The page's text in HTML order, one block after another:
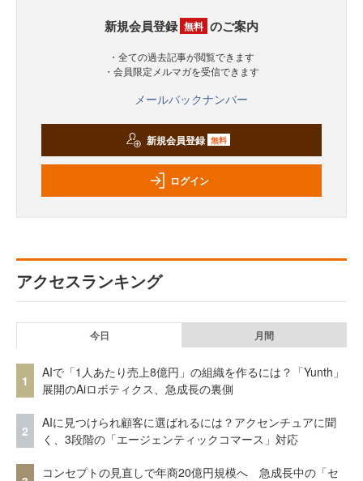
新規会員登録 無料 のご案内
・全ての過去記事が閲覧できます
・会員限定メルマガを受信できます
メールバックナンバー
新規会員登録 無料
ログイン
アクセスランキング
今日 月間
1
AIで「1人あたり売上8億円」の組織を作るには？「Yunth」
展開のAiロボティクス、急成長の裏側
2
AIに見つけられ顧客に選ばれるには？アクセンチュアに聞
く、3段階の「エージェンティックコマース」対応
コンセプトの見直しで年商20億円規模へ 急成長中の「セ